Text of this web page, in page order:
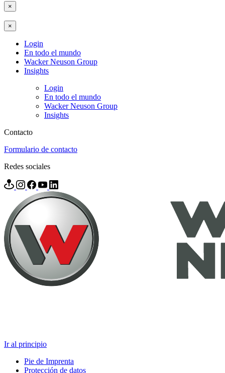
×
×
Login
En todo el mundo
Wacker Neuson Group
Insights
Login
En todo el mundo
Wacker Neuson Group
Insights
Contacto
Formulario de contacto
Redes sociales
Ir al principio
Pie de Imprenta
Protección de datos